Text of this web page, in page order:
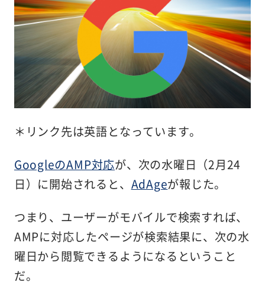
＊リンク先は英語となっています。
GoogleのAMP対応が、次の水曜日（2月24
日）に開始されると、 AdAgeが報じた。
つまり、ユーザーがモバイルで検索すれば、
AMPに対応したページが検索結果に、次の水
曜日から閲覧できるようになるということ
だ。